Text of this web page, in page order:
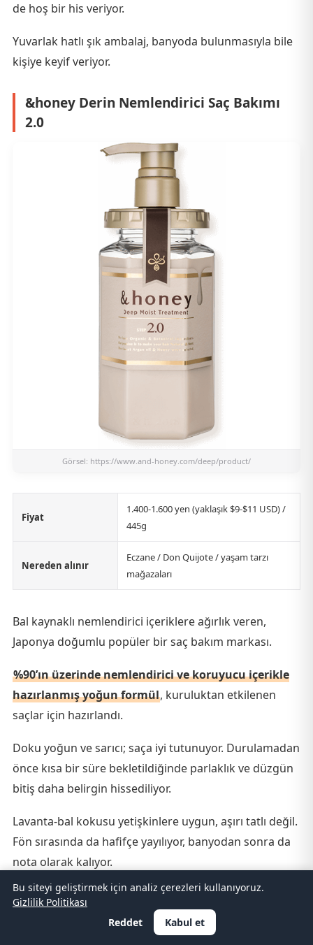
de hoş bir his veriyor.
Yuvarlak hatlı şık ambalaj, banyoda bulunmasıyla bile
kişiye keyif veriyor.
&honey Derin Nemlendirici Saç Bakımı
2.0
Görsel: https://www.and-honey.com/deep/product/
Fiyat
1.400-1.600 yen (yaklaşık $9-$11 USD) /
445g
Nereden alınır
Eczane / Don Quijote / yaşam tarzı
mağazaları
Bal kaynaklı nemlendirici içeriklere ağırlık veren,
Japonya doğumlu popüler bir saç bakım markası.
%90’ın üzerinde nemlendirici ve koruyucu içerikle
hazırlanmış yoğun formül, kuruluktan etkilenen
saçlar için hazırlandı.
Doku yoğun ve sarıcı; saça iyi tutunuyor. Durulamadan
önce kısa bir süre bekletildiğinde parlaklık ve düzgün
bitiş daha belirgin hissediliyor.
Lavanta-bal kokusu yetişkinlere uygun, aşırı tatlı değil.
Fön sırasında da hafifçe yayılıyor, banyodan sonra da
nota olarak kalıyor.
Bal motifli şık şişe tasarımı yurt dışında da popüler;
hediyelik olarak hoş karşılanıyor.
Bu siteyi geliştirmek için analiz çerezleri kullanıyoruz.
Gizlilik Politikası
Reddet
Kabul et